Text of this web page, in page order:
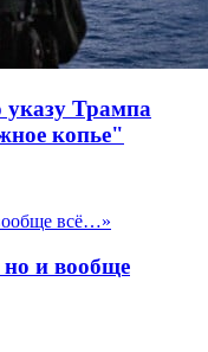
Трампа
копье"
но и вообще